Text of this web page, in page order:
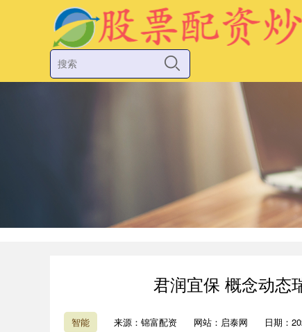
君润宜保 概念动态
智能 来源：锦富配资 网站：启泰网 日期：